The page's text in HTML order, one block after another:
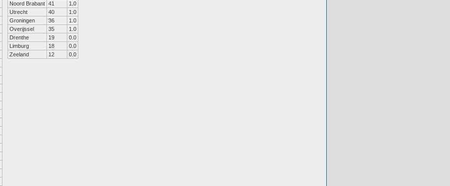
Noord Brabant 41
1.0
Utrecht
40
1.0
Groningen
36
1.0
Overijssel
35
1.0
Drenthe
19
0.0
Limburg
18
0.0
Zeeland
12 0.0